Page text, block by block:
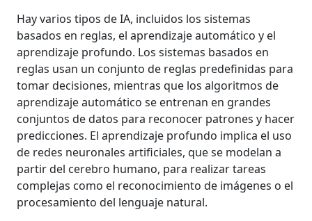
Hay varios tipos de IA, incluidos los sistemas
basados en reglas, el aprendizaje automático y el
aprendizaje profundo. Los sistemas basados en
reglas usan un conjunto de reglas predefinidas para
tomar decisiones, mientras que los algoritmos de
aprendizaje automático se entrenan en grandes
conjuntos de datos para reconocer patrones y hacer
predicciones. El aprendizaje profundo implica el uso
de redes neuronales artificiales, que se modelan a
partir del cerebro humano, para realizar tareas
complejas como el reconocimiento de imágenes o el
procesamiento del lenguaje natural.